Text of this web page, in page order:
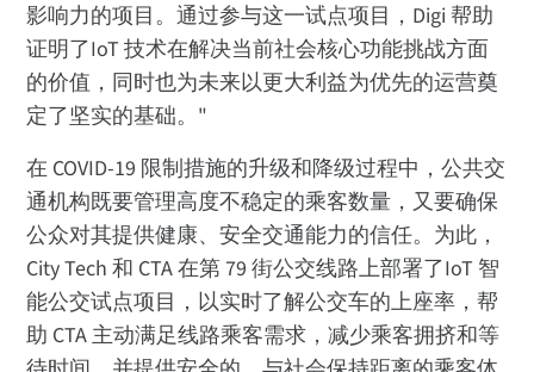
影响力的项目。通过参与这一试点项目，Digi 帮助
证明了IoT 技术在解决当前社会核心功能挑战方面
的价值，同时也为未来以更大利益为优先的运营奠
定了坚实的基础。"
在 COVID-19 限制措施的升级和降级过程中，公共交
通机构既要管理高度不稳定的乘客数量，又要确保
公众对其提供健康、安全交通能力的信任。为此，
City Tech 和 CTA 在第 79 街公交线路上部署了IoT 智
能公交试点项目，以实时了解公交车的上座率，帮
助 CTA 主动满足线路乘客需求，减少乘客拥挤和等